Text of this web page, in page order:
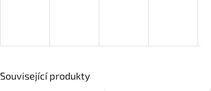
R
Související produkty